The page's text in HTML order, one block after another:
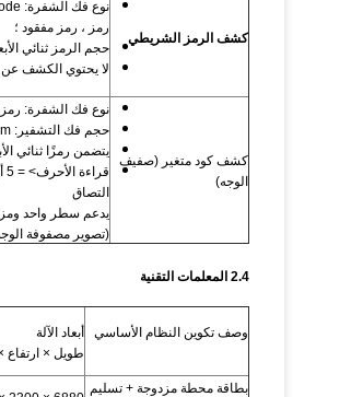
كشف الرمز الشريطي
رمز ، رمز مفقود ؛
حجم الرمز ثنائي الأبعاد / (21 + (رقم الإصدار -
لا يحتوي الكشف عن
كشف كود متغير (صفيف
الوجه)
نوع فك الشفرة: رمز
حجم فك التشفير: mm8mm * 8mm (الإصدار لا يزيد عن 6 ، معدل تصحيح الخطأ لا يقل عن 15 ٪) ؛
يتضمن رمزًا ثنائي
التصاق
يدعم سطر واحد
(تصوير مصفوفة الوجه
2.4 المعلمات التقنية
وصف تكوين النظام الأساسي
أبعاد الآلة
طويل ×
بطاقة محطة مزدوجة + تسليم